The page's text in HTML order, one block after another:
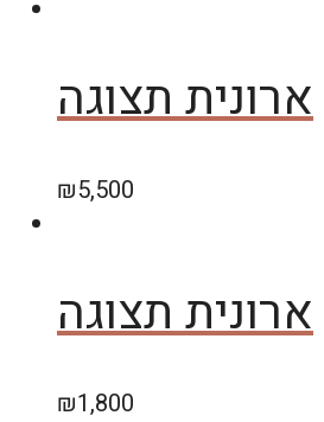
ארונית תצוגה
₪5,500
ארונית תצוגה
₪1,800